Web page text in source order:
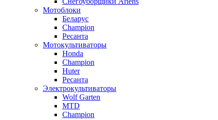
Мотоблоки
Беларус
Champion
Ресанта
Мотокультиваторы
Honda
Champion
Huter
Ресанта
Электрокультиваторы
Wolf Garten
MTD
Champion